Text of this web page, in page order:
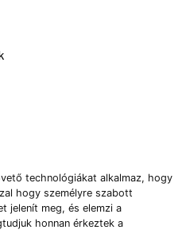
technológiákat alkalmaz, hogy
hogy személyre szabott
jelenít meg, és elemzi a
honnan érkeztek a
Attila